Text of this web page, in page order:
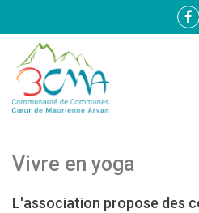
Vivre en yoga
L'association propose des